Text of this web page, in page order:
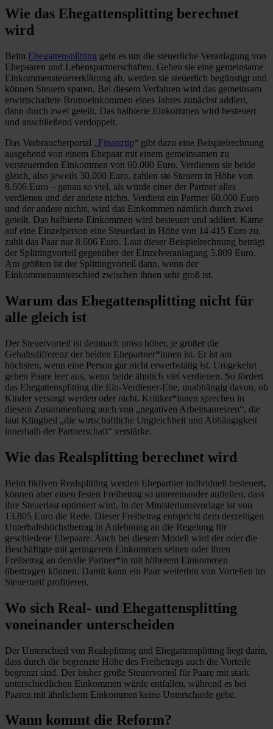
Wie das Ehegattensplitting berechnet
wird
Beim Ehegattensplitting geht es um die steuerliche Veranlagung von
Ehepaaren und Lebenspartnerschaften. Geben sie eine gemeinsame
Einkommensteuererklärung ab, werden sie steuerlich begünstigt und
können Steuern sparen. Bei diesem Verfahren wird das gemeinsam
erwirtschaftete Bruttoeinkommen eines Jahres zunächst addiert,
dann durch zwei geteilt. Das halbierte Einkommen wird besteuert
und anschließend verdoppelt.
Das Verbraucherportal „Finanztip“ gibt dazu eine Beispielrechnung
ausgehend von einem Ehepaar mit einem gemeinsamen zu
versteuernden Einkommen von 60.000 Euro. Verdienen sie beide
gleich, also jeweils 30.000 Euro, zahlen sie Steuern in Höhe von
8.606 Euro – genau so viel, als würde einer der Partner alles
verdienen und der andere nichts. Verdient ein Partner 60.000 Euro
und der andere nichts, wird das Einkommen nämlich durch zwei
geteilt. Das halbierte Einkommen wird besteuert und addiert. Käme
auf eine Einzelperson eine Steuerlast in Höhe von 14.415 Euro zu,
zahlt das Paar nur 8.606 Euro. Laut dieser Beispielrechnung beträgt
der Splittingvorteil gegenüber der Einzelveranlagung 5.809 Euro.
Am größten ist der Splittingvorteil dann, wenn der
Einkommensunterschied zwischen ihnen sehr groß ist.
Warum das Ehegattensplitting nicht für
alle gleich ist
Der Steuervorteil ist demnach umso höher, je größer die
Gehaltsdifferenz der beiden Ehepartner*innen ist. Er ist am
höchsten, wenn eine Person gar nicht erwerbstätig ist. Umgekehrt
gehen Paare leer aus, wenn beide ähnlich viel verdienen. So fördert
das Ehegattensplitting die Ein-Verdiener-Ehe, unabhängig davon, ob
Kinder versorgt werden oder nicht. Kritiker*innen sprechen in
diesem Zusammenhang auch von „negativen Arbeitsanreizen“, die
laut Klingbeil „die wirtschaftliche Ungleichheit und Abhängigkeit
innerhalb der Partnerschaft“ verstärke.
Wie das Realsplitting berechnet wird
Beim fiktiven Realsplitting werden Ehepartner individuell besteuert,
können aber einen festen Freibetrag so untereinander aufteilen, dass
ihre Steuerlast optimiert wird. In der Ministeriumsvorlage ist von
13.805 Euro die Rede. Dieser Freibetrag entspricht dem derzeitigen
Unterhaltshöchstbetrag in Anlehnung an die Regelung für
geschiedene Ehepaare. Auch bei diesem Modell wird der oder die
Beschäftigte mit geringerem Einkommen seinen oder ihren
Freibetrag an den/die Partner*in mit höherem Einkommen
übertragen können. Damit kann ein Paar weiterhin von Vorteilen im
Steuertarif profitieren.
Wo sich Real- und Ehegattensplitting
voneinander unterscheiden
Der Unterschied von Realsplitting und Ehegattensplitting liegt darin,
dass durch die begrenzte Höhe des Freibetrags auch die Vorteile
begrenzt sind. Der bisher große Steuervorteil für Paare mit stark
unterschiedlichen Einkommen würde entfallen, während es bei
Paaren mit ähnlichem Einkommen keine Unterschiede gebe.
Wann kommt die Reform?